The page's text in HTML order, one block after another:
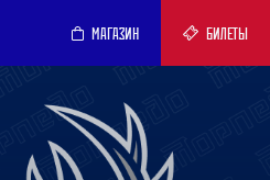
МАГАЗИН БИЛЕТЫ